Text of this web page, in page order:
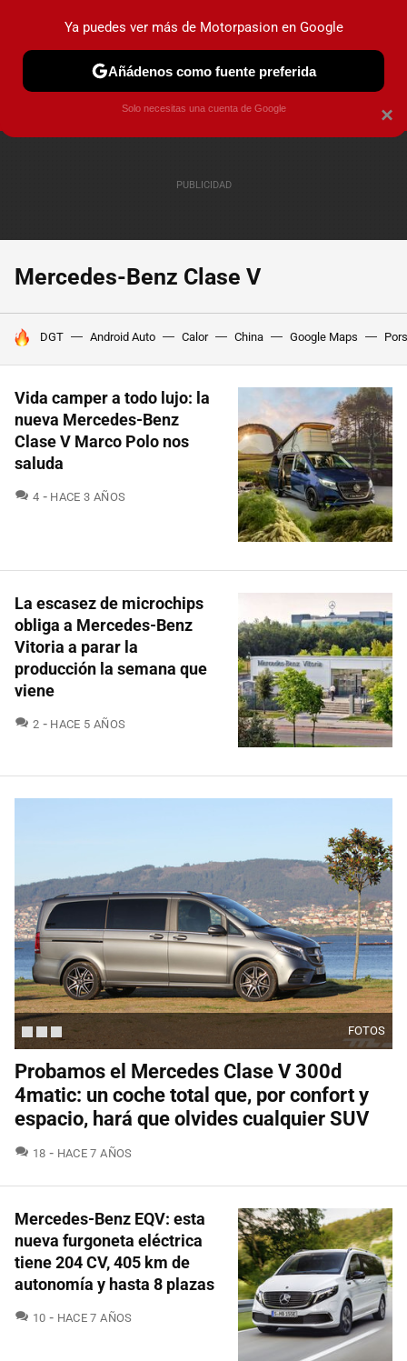
PRUEBAS COCHES ELÉCTRICOS OBSERVATORIO
Mercedes-Benz Clase V
HOY SE HABLA DE
DGT Android Auto Calor China Google Maps
Vida camper a todo lujo: la
nueva Mercedes-Benz
Clase V Marco Polo nos
saluda
4 COMENTARIOS
HACE 3 AÑOS
La escasez de microchips
obliga a Mercedes-Benz
Vitoria a parar la
producción la semana que
viene
2 COMENTARIOS
HACE 5 AÑOS
FOTOS
Probamos el Mercedes Clase V 300d
4matic: un coche total que, por confort y
espacio, hará que olvides cualquier SUV
18 COMENTARIOS
HACE 7 AÑOS
Mercedes-Benz EQV: esta
nueva furgoneta eléctrica
tiene 204 CV, 405 km de
autonomía y hasta 8 plazas
10 COMENTARIOS
HACE 7 AÑOS
×
Ya puedes ver más de Motorpasion en Google
Añádenos como fuente preferida
Solo necesitas una cuenta de Google